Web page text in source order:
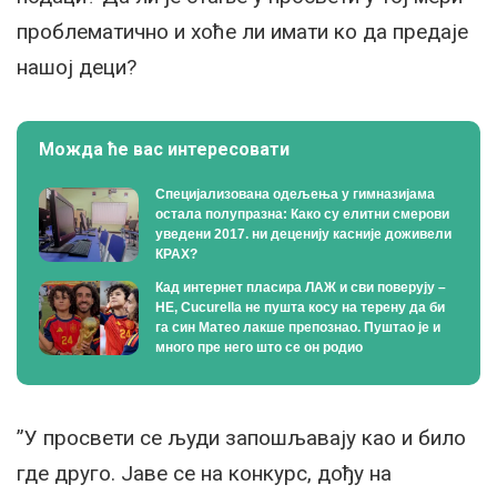
проблематично и хоће ли имати ко да предаје
нашој деци?
Можда ће вас интересовати
Специјализована одељења у гимназијама
остала полупразна: Како су елитни смерови
уведени 2017. ни деценију касније доживели
КРАХ?
Кад интернет пласира ЛАЖ и сви поверују –
НЕ, Cucurella не пушта косу на терену да би
га син Матео лакше препознао. Пуштао је и
много пре него што се он родио
”У просвети се људи запошљавају као и било
где друго. Јаве се на конкурс, дођу на